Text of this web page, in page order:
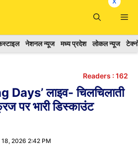
नेशनल न्यूज मध्य प्रदेश लोकल न्यूज
Readers : 162
लाइव- चिलचिलाती
पर भारी डिस्काउंट
2026 2:42 PM